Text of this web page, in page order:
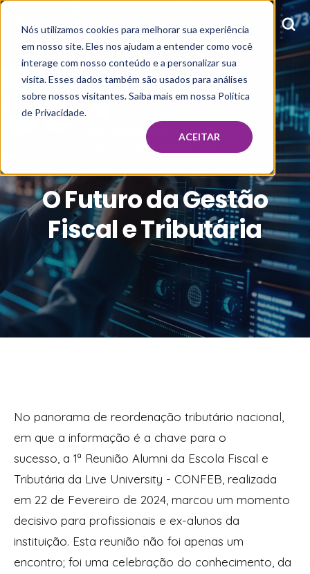
Nós utilizamos cookies para melhorar sua experiência
em nosso site. Eles nos ajudam a entender como você
interage com nosso conteúdo e a personalizar sua
visita. Esses dados também são usados para análises
sobre nossos visitantes. Saiba mais em nossa Política
de Privacidade.
ACEITAR
LIVE UNIVERSITY - CONFEB
APR 9, 2024, 8:35:11 AM
O Futuro da Gestão
Fiscal e Tributária
No panorama de reordenação tributário nacional,
em que a informação é a chave para o
sucesso, a 1ª Reunião Alumni da Escola Fiscal e
Tributária da Live University - CONFEB, realizada
em 22 de Fevereiro de 2024, marcou um momento
decisivo para profissionais e ex-alunos da
instituição. Esta reunião não foi apenas um
encontro; foi uma celebração do conhecimento, da